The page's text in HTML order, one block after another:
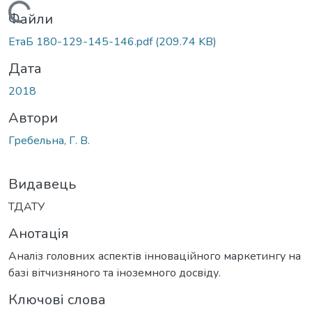
Вантажиться...
Файли
ЕтаБ 180-129-145-146.pdf(209.74 KB)
Дата
2018
Автори
Гребельна, Г. В.
Видавець
ТДАТУ
Анотація
Аналіз головних аспектів інноваційного маркетингу на
базі вітчизняного та іноземного досвіду.
Ключові слова